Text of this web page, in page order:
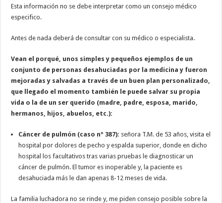
Esta información no se debe interpretar como un consejo médico
especifico.
Antes de nada deberá de consultar con su médico o especialista.
Vean el porqué, unos simples y pequeños ejemplos de un
conjunto de personas desahuciadas por la medicina y fueron
mejoradas y salvadas a través de un buen plan personalizado,
que llegado el momento también le puede salvar su propia
vida o la de un ser querido (madre, padre, esposa, marido,
hermanos, hijos, abuelos, etc.):
Cáncer de pulmón (caso nº 387): señora T.M. de 53 años, visita el
hospital por dolores de pecho y espalda superior, donde en dicho
hospital los facultativos tras varias pruebas le diagnosticar un
cáncer de pulmón. El tumor es inoperable y, la paciente es
desahuciada más le dan apenas 8-12 meses de vida.
La familia luchadora no se rinde y, me piden consejo posible sobre la